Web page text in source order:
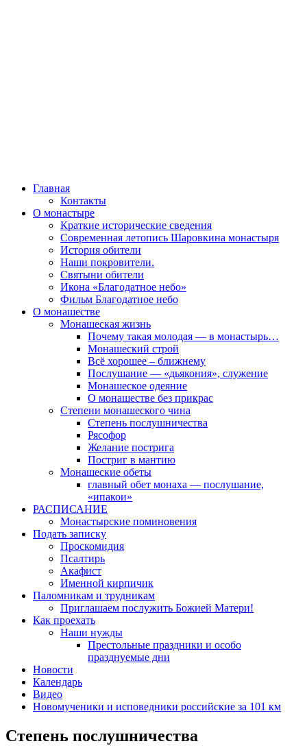
Главная
Контакты
О монастыре
Краткие исторические сведения
Современная летопись Шаровкина монастыря
История обители
Наши покровители.
Святыни обители
Икона «Благодатное небо»
Фильм Благодатное небо
О монашестве
Монашеская жизнь
Почему такая молодая — в монастырь…
Монашеский строй
Всё хорошее – ближнему
Послушание — «дьякония», служение
Монашеское одеяние
О монашестве без прикрас
Степени монашеского чина
Степень послушничества
Рясофор
Желание пострига
Постриг в мантию
Монашеские обеты
главный обет монаха — послушание,
«ипакои»
РАСПИСАНИЕ
Монастырские поминовения
Подать записку
Проскомидия
Псалтирь
Акафист
Именной кирпичик
Паломникам и трудникам
Приглашаем послужить Божией Матери!
Как проехать
Наши нужды
Престольные праздники и особо
празднуемые дни
Новости
Календарь
Видео
Новомученики и исповедники российские за 101 км
Степень послушничества